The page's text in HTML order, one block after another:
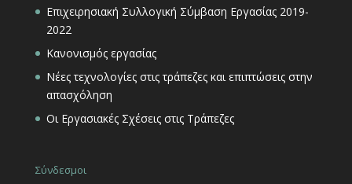
Επιχειρησιακή Συλλογική Σύμβαση Εργασίας 2019-
2022
Κανονισμός εργασίας
Νέες τεχνολογίες στις τράπεζες και επιπτώσεις στην
απασχόληση
Οι Εργασιακές Σχέσεις στις Τράπεζες
Σύνδεσμοι